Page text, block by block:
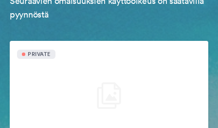
pyynnöstä
PRIVATE